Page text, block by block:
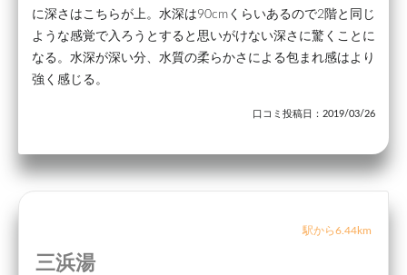
に深さはこちらが上。水深は90cmくらいあるので2階と同じ
ような感覚で入ろうとすると思いがけない深さに驚くことに
なる。水深が深い分、水質の柔らかさによる包まれ感はより
強く感じる。
口コミ投稿日：2019/03/26
駅から6.44km
三浜湯